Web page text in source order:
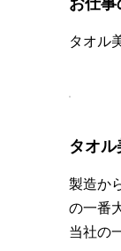
お仕事
タオル
タオ
製造か
の一番
当社の